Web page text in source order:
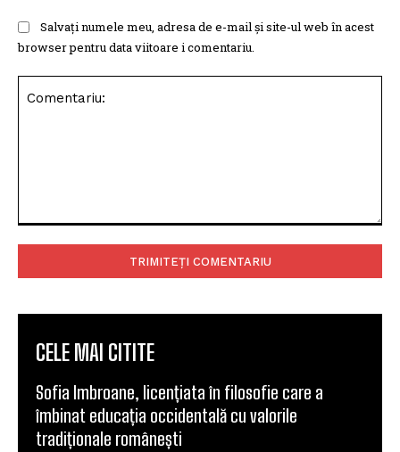
Salvați numele meu, adresa de e-mail și site-ul web în acest
browser pentru data viitoare i comentariu.
CELE MAI CITITE
Sofia Imbroane, licențiata în filosofie care a
îmbinat educația occidentală cu valorile
tradiționale românești